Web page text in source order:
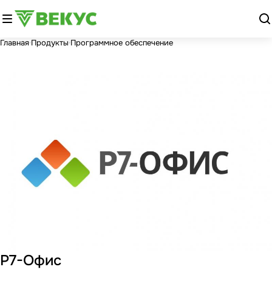
Главная Продукты Программное обеспечение
Р7-Офис